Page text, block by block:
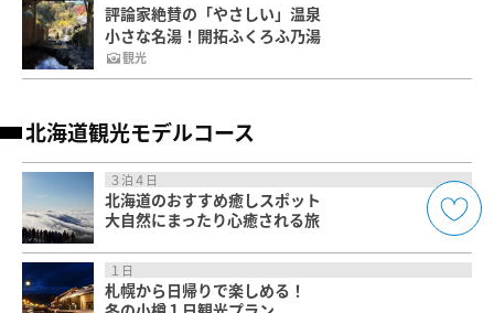
評論家絶賛の「やさしい」温泉
小さな名湯！開拓ふくろふ乃湯
観光
北海道観光モデルコース
３泊４日
北海道のおすすめ癒しスポット
大自然にまったり心癒される旅
１日
札幌から日帰りで楽しめる！